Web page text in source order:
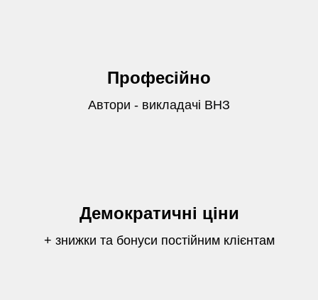
Професійно
Автори - викладачі ВНЗ
Демократичні ціни
+ знижки та бонуси постійним клієнтам